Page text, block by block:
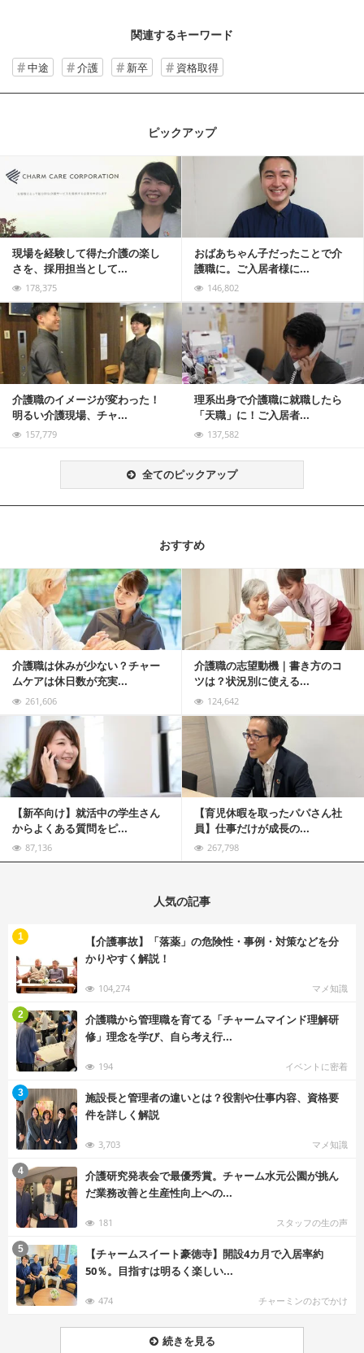
関連するキーワード
中途 介護 新卒 資格取得
ピックアップ
現場を経験して得た介護の楽し
さを、採用担当として...
178,375
おばあちゃん子だったことで介
護職に。ご入居者様に...
146,802
記事を読む
介護職のイメージが変わった！
明るい介護現場、チャ...
157,779
理系出身で介護職に就職したら
「天職」に！ご入居者...
137,582
記事を読む
全てのピックアップ
おすすめ
介護職は休みが少ない？チャー
ムケアは休日数が充実...
261,606
介護職の志望動機｜書き方のコ
ツは？状況別に使える...
124,642
記事を読む
【新卒向け】就活中の学生さん
からよくある質問をピ...
87,136
【育児休暇を取ったパパさん社
員】仕事だけが成長の...
267,798
記事を読む
人気の記事
【介護事故】「落薬」の危険性・事例・対策などを分
かりやすく解説！
104,274 マメ知識
1
介護職から管理職を育てる「チャームマインド理解研
修」理念を学び、自ら考え行...
194 イベントに密着
2
施設長と管理者の違いとは？役割や仕事内容、資格要
件を詳しく解説
3,703 マメ知識
3
介護研究発表会で最優秀賞。チャーム水元公園が挑ん
だ業務改善と生産性向上への...
181 スタッフの生の声
4
【チャームスイート豪徳寺】開設4カ月で入居率約
50％。目指すは明るく楽しい...
474 チャーミンのおでかけ
5
続きを見る